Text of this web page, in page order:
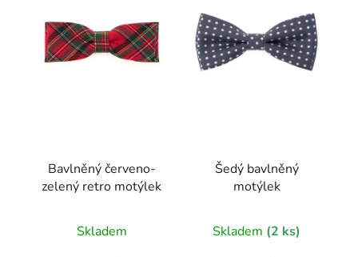
Bavlněný červeno-
zelený retro motýlek
Skladem
Šedý bavlněný
motýlek
Skladem (2 ks)